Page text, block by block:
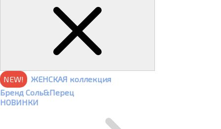
NEW!
ЖЕНСКАЯ коллекция
Бренд Соль&Перец
НОВИНКИ